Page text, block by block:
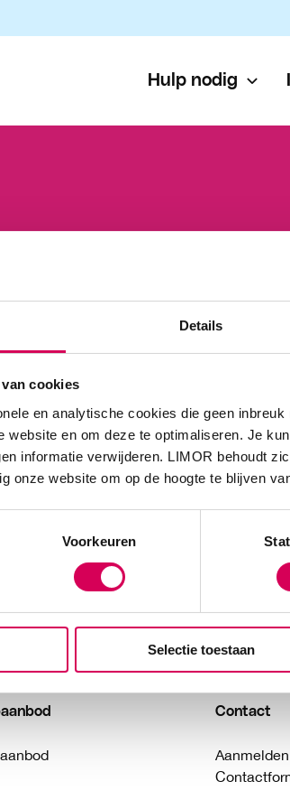
Details
cookies
en analytische cookies die geen
website en om deze te optimaliseren. Je
informatie verwijderen. LIMOR behoudt
onze website om op de hoogte te blijven
Voorkeuren
Selectie toestaan
Hulp nodig
Contact
Aanmelden